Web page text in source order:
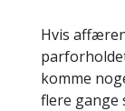
Hvis
komme
flere gange